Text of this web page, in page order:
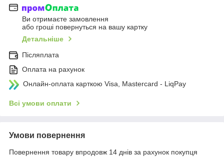
Ви отримаєте замовлення
або гроші повернуться на вашу картку
Детальніше
Післяплата
Оплата на рахунок
Онлайн-оплата карткою Visa, Mastercard - LiqPay
Всі умови оплати
Умови повернення
Повернення товару впродовж 14 днів за рахунок покупця